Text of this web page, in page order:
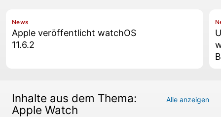
News
Apple veröffentlicht watchOS
11.6.2
Inhalte aus dem Thema:
Apple Watch
Alle anzeigen